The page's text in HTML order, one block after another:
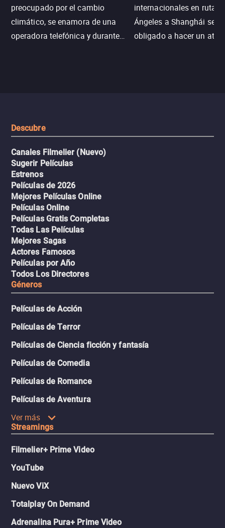
preocupado por el cambio
climático, se enamora de una
operadora telefónica y durante
internacionales en ruta
Ángeles a Shanghái se ve
obligado a hacer un
Descubre
Canales Filmelier (Nuevo)
Sugerir Películas
Estrenos
Películas de 2026
Mejores Películas Online
Películas Online
Películas Gratis Completas
Todas Las Películas
Mejores Sagas
Actores Famosos
Películas por Año
Todos Los Directores
Géneros
Películas de Acción
Películas de Terror
Películas de Ciencia ficción y fantasía
Películas de Comedia
Películas de Romance
Películas de Aventura
Ver más
Streamings
Filmelier+ Prime Video
YouTube
Nuevo ViX
Totalplay On Demand
Adrenalina Pura+ Prime Video